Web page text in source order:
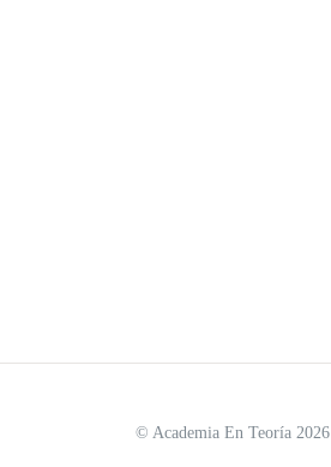
© Academia En Teoría 2026